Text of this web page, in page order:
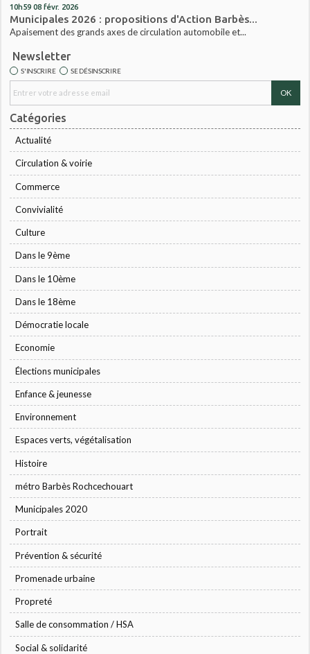
10h59 08 févr. 2026
Municipales 2026 : propositions d'Action Barbès...
Apaisement des grands axes de circulation automobile et...
Newsletter
S'INSCRIRE SE DÉSINSCRIRE
Catégories
Actualité
Circulation & voirie
Commerce
Convivialité
Culture
Dans le 9ème
Dans le 10ème
Dans le 18ème
Démocratie locale
Economie
Élections municipales
Enfance & jeunesse
Environnement
Espaces verts, végétalisation
Histoire
métro Barbès Rochcechouart
Municipales 2020
Portrait
Prévention & sécurité
Promenade urbaine
Propreté
Salle de consommation / HSA
Social & solidarité